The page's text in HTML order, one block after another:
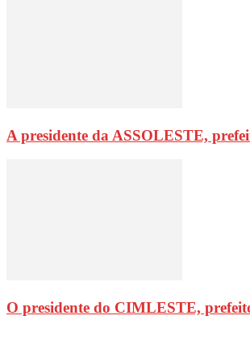
A presidente da ASSOLESTE,
O presidente do CIMLESTE,